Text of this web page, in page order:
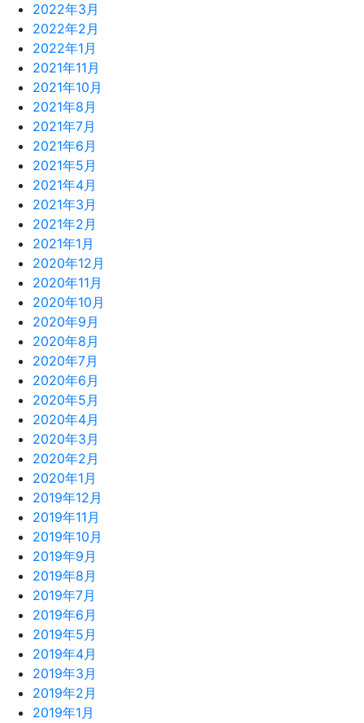
2022年3月
2022年2月
2022年1月
2021年11月
2021年10月
2021年8月
2021年7月
2021年6月
2021年5月
2021年4月
2021年3月
2021年2月
2021年1月
2020年12月
2020年11月
2020年10月
2020年9月
2020年8月
2020年7月
2020年6月
2020年5月
2020年4月
2020年3月
2020年2月
2020年1月
2019年12月
2019年11月
2019年10月
2019年9月
2019年8月
2019年7月
2019年6月
2019年5月
2019年4月
2019年3月
2019年2月
2019年1月